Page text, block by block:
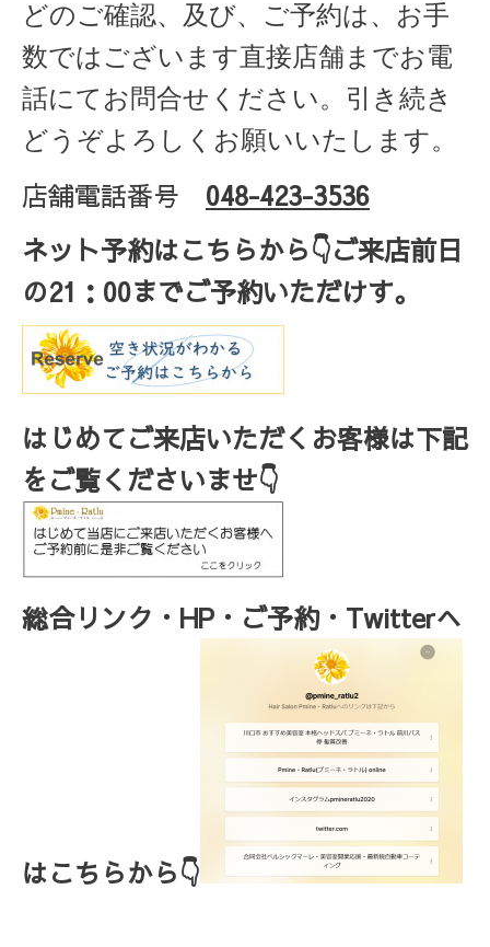
どのご確認、及び、ご予約は、お手
数ではございます直接店舗までお電
話にてお問合せください。引き続き
どうぞよろしくお願いいたします。
店舗電話番号 048-423-3536
ネット予約はこちらから👇ご来店前日
の21 ： 00までご予約いただけす。
はじめてご来店いただくお客様は下記
をご覧くださいませ👇
総合リンク・HP・ご予約・Twitterへ
はこちらから👇